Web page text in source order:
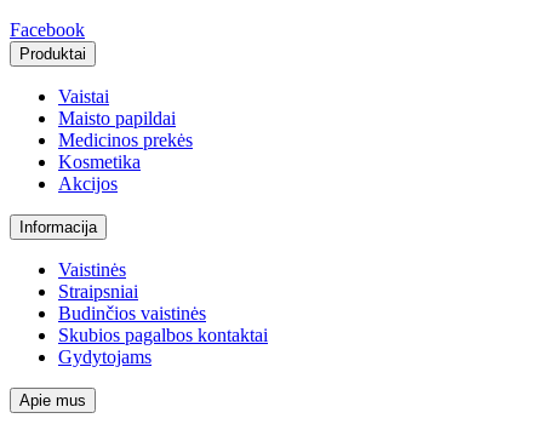
Facebook
Produktai
Vaistai
Maisto papildai
Medicinos prekės
Kosmetika
Akcijos
Informacija
Vaistinės
Straipsniai
Budinčios vaistinės
Skubios pagalbos kontaktai
Gydytojams
Apie mus